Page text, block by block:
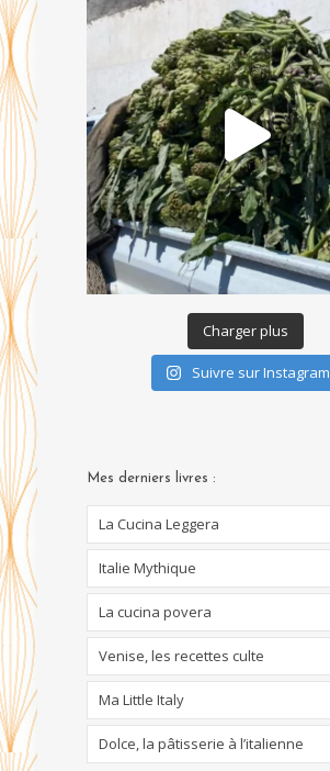
Charger plus
Suivre sur Instagram
Mes derniers livres :
La Cucina Leggera
Italie Mythique
La cucina povera
Venise, les recettes culte
Ma Little Italy
Dolce, la pâtisserie à l’italienne